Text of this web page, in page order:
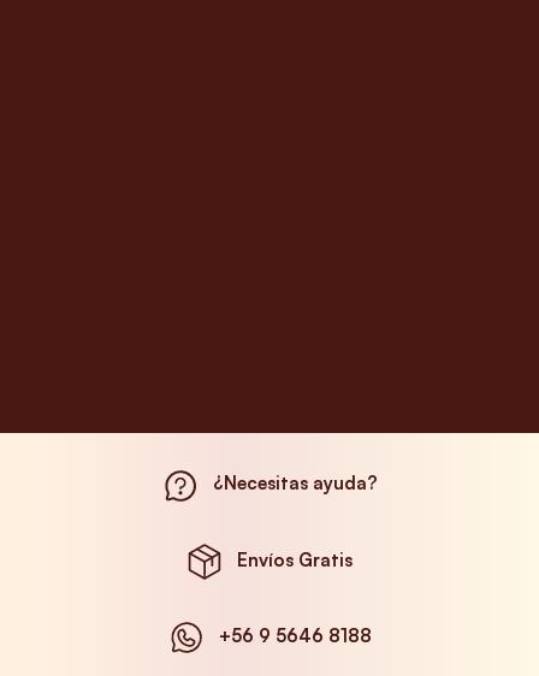
¿Necesitas ayuda?
Envíos Gratis
+56 9 5646 8188